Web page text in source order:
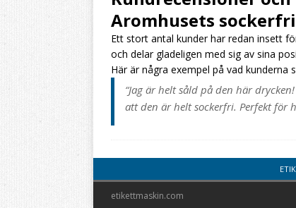
Aromhusets
Ett stort antal kunder har redan insett
och delar gladeligen med sig av sina
Här är några exempel på vad kunderna
“Jag är helt såld på den här
att den är helt sockerfri. Perfekt för
etikettmaskin.com